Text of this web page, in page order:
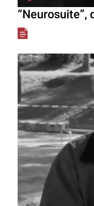
“Neurosuite”,